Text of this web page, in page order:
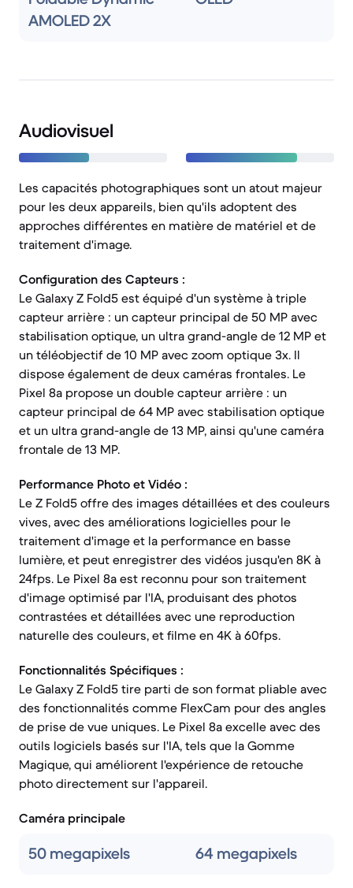
AMOLED 2X
Audiovisuel
Les capacités photographiques sont un atout majeur
pour les deux appareils, bien qu'ils adoptent des
approches différentes en matière de matériel et de
traitement d'image.
Configuration des Capteurs :
Le Galaxy Z Fold5 est équipé d'un système à triple
capteur arrière : un capteur principal de 50 MP avec
stabilisation optique, un ultra grand-angle de 12 MP et
un téléobjectif de 10 MP avec zoom optique 3x. Il
dispose également de deux caméras frontales. Le
Pixel 8a propose un double capteur arrière : un
capteur principal de 64 MP avec stabilisation optique
et un ultra grand-angle de 13 MP, ainsi qu'une caméra
frontale de 13 MP.
Performance Photo et Vidéo :
Le Z Fold5 offre des images détaillées et des couleurs
vives, avec des améliorations logicielles pour le
traitement d'image et la performance en basse
lumière, et peut enregistrer des vidéos jusqu'en 8K à
24fps. Le Pixel 8a est reconnu pour son traitement
d'image optimisé par l'IA, produisant des photos
contrastées et détaillées avec une reproduction
naturelle des couleurs, et filme en 4K à 60fps.
Fonctionnalités Spécifiques :
Le Galaxy Z Fold5 tire parti de son format pliable avec
des fonctionnalités comme FlexCam pour des angles
de prise de vue uniques. Le Pixel 8a excelle avec des
outils logiciels basés sur l'IA, tels que la Gomme
Magique, qui améliorent l'expérience de retouche
photo directement sur l'appareil.
Caméra principale
50 megapixels 64 megapixels